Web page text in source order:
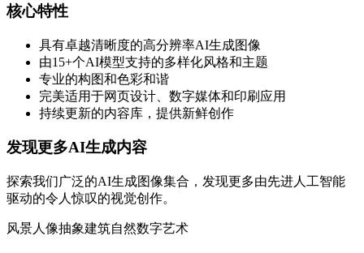
核心特性
具有卓越清晰度的高分辨率AI生成图像
由15+个AI模型支持的多样化风格和主题
专业的构图和色彩和谐
完美适用于网页设计、数字媒体和印刷应用
持续更新的内容库，提供新鲜创作
发现更多AI生成内容
探索我们广泛的AI生成图像集合，发现更多由先进人工智能
驱动的令人惊叹的视觉创作。
风景人像抽象建筑自然数字艺术